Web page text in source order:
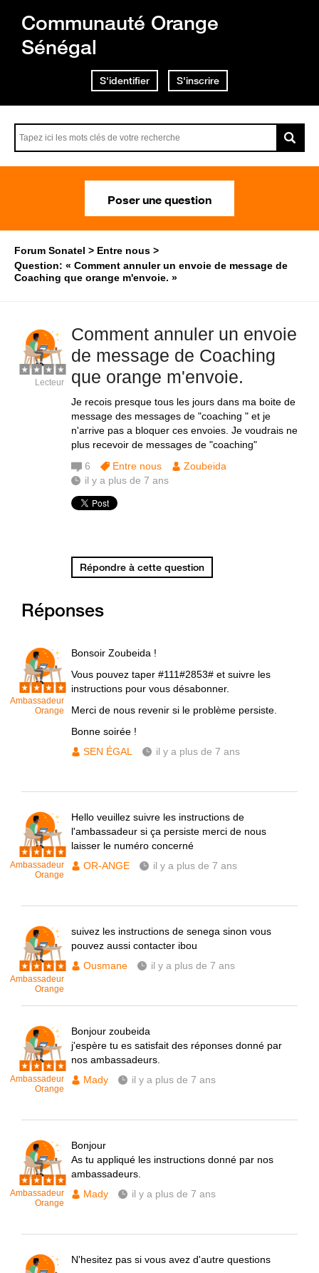
Communauté Orange
Sénégal
S'identifier S'inscrire
Poser une question
Forum Sonatel
Entre nous
Question: « Comment annuler un envoie de message de
Coaching que orange m'envoie. »
Comment annuler un envoie
de message de Coaching
que orange m'envoie.
Je recois presque tous les jours dans ma boite de
message des messages de "coaching " et je
n'arrive pas a bloquer ces envoies. Je voudrais ne
plus recevoir de messages de "coaching"
Lecteur
6 Entre nous
Zoubeida
il y a plus de 7 ans
Répondre à cette question
Réponses
Ambassadeur
Orange
Bonsoir Zoubeida !
Vous pouvez taper #111#2853# et suivre les
instructions pour vous désabonner.
Merci de nous revenir si le problème persiste.
Bonne soirée !
SEN ÉGAL
il y a plus de 7 ans
Ambassadeur
Orange
Hello veuillez suivre les instructions de
l'ambassadeur si ça persiste merci de nous
laisser le numéro concerné
OR-ANGE
il y a plus de 7 ans
Ambassadeur
Orange
suivez les instructions de senega sinon vous
pouvez aussi contacter ibou
Ousmane
il y a plus de 7 ans
Ambassadeur
Orange
Bonjour zoubeida
j'espère tu es satisfait des réponses donné par
nos ambassadeurs.
Mady
il y a plus de 7 ans
Ambassadeur
Orange
Bonjour
As tu appliqué les instructions donné par nos
ambassadeurs.
Mady
il y a plus de 7 ans
N'hesitez pas si vous avez d'autre questions